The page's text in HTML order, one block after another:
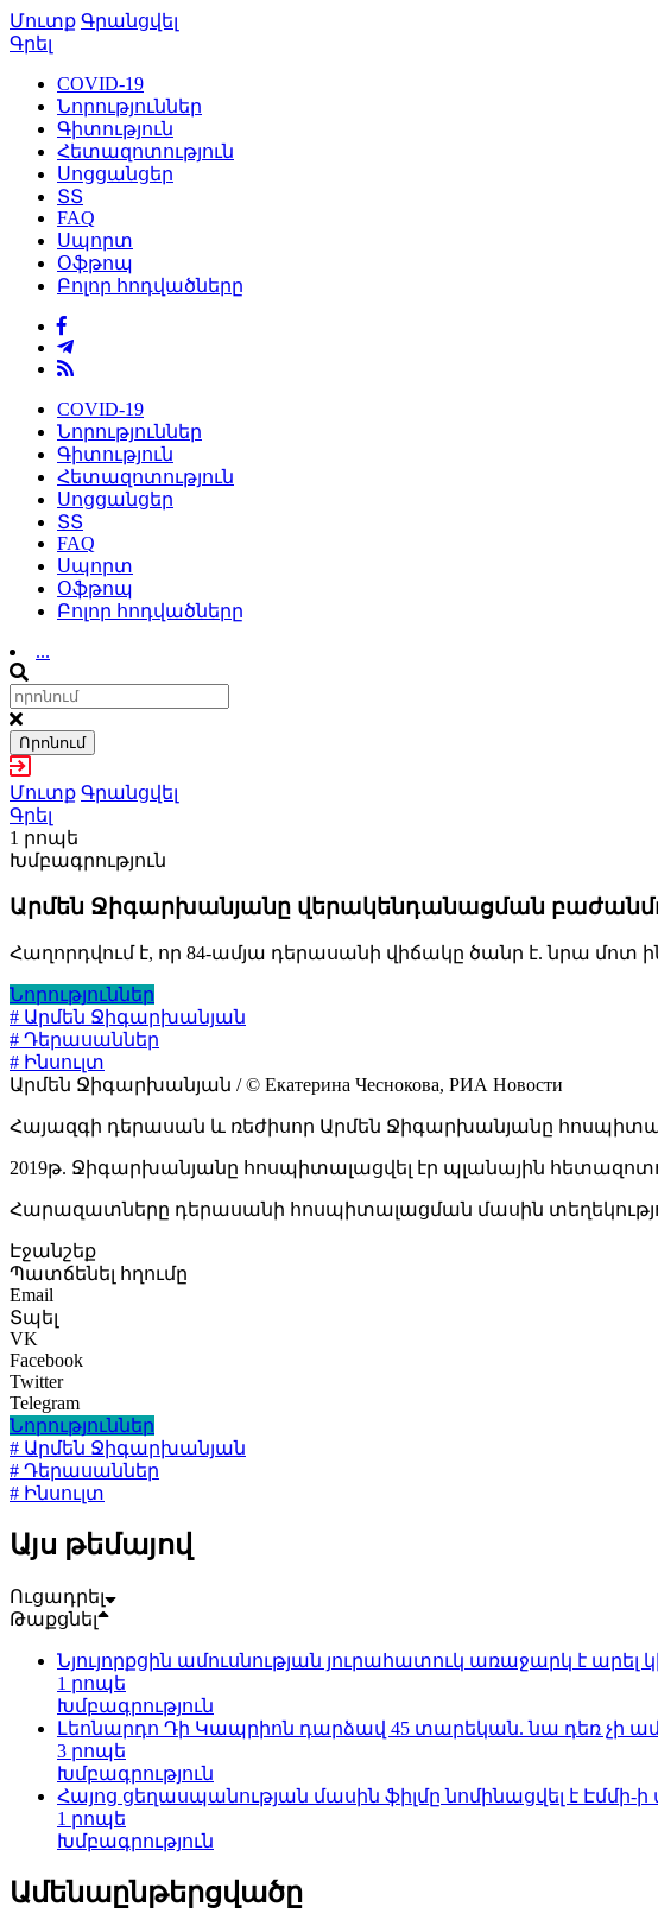
Մուտք Գրանցվել
Գրել
COVID-19
Նորություններ
Գիտություն
Հետազոտություն
Սոցցանցեր
ՏՏ
FAQ
Սպորտ
Օֆթոպ
Բոլոր հոդվածները
COVID-19
Նորություններ
Գիտություն
Հետազոտություն
Սոցցանցեր
ՏՏ
FAQ
Սպորտ
Օֆթոպ
Բոլոր հոդվածները
...
Որոնում
Մուտք Գրանցվել
Գրել
1 րոպե
Խմբագրություն
Արմեն Ջիգարխանյանը վերակենդանացման
Հաղորդվում է, որ 84-ամյա դերասանի վիճակը ծանր է. նրա մոտ
Նորություններ
# Արմեն Ջիգարխանյան
# Դերասաններ
# Ինսուլտ
Արմեն Ջիգարխանյան / © Екатерина Чеснокова, РИА Новости
Հայազգի դերասան և ռեժիսոր Արմեն Ջիգարխանյանը
2019թ. Ջիգարխանյանը հոսպիտալացվել էր պլանային
Հարազատները դերասանի հոսպիտալացման մասին
Էջանշեք
Պատճենել հղումը
Email
Տպել
VK
Facebook
Twitter
Telegram
Նորություններ
# Արմեն Ջիգարխանյան
# Դերասաններ
# Ինսուլտ
Այս թեմայով
Ուցադրել
Թաքցնել
Նյույորքցին ամուսնության յուրահատուկ առաջարկ է
1 րոպե
Խմբագրություն
Լեոնարդո Դի Կապրիոն դարձավ 45 տարեկան. նա դեռ չի
3 րոպե
Խմբագրություն
Հայոց ցեղասպանության մասին ֆիլմը նոմինացվել է Էմմի-
1 րոպե
Խմբագրություն
Ամենաընթերցվածը